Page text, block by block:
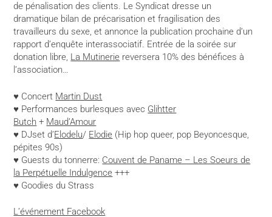
de pénalisation des clients. Le Syndicat dresse un
dramatique bilan de précarisation et fragilisation des
travailleurs du sexe, et annonce la publication prochaine d’un
rapport d’enquête interassociatif. Entrée de la soirée sur
donation libre, La Mutinerie reversera 10% des bénéfices à
l’association…
♥ Concert Martin Dust
♥ Performances burlesques avec Glihtter
Butch + Maud’Amour
♥ DJset d’Elodelu/ Elodie (Hip hop queer, pop Beyoncesque,
pépites 90s)
♥ Guests du tonnerre: Couvent de Paname – Les Soeurs de
la Perpétuelle Indulgence +++
♥ Goodies du Strass
L’événement Facebook